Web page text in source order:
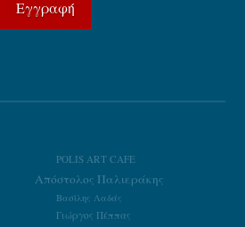
POLIS ART CAFE
Απόστολος Παλιεράκης
Βασίλης Λαδάς
Γιώργος Πέππας